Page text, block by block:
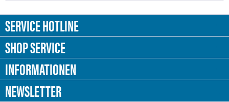
SERVICE HOTLINE
SHOP SERVICE
INFORMATIONEN
NEWSLETTER